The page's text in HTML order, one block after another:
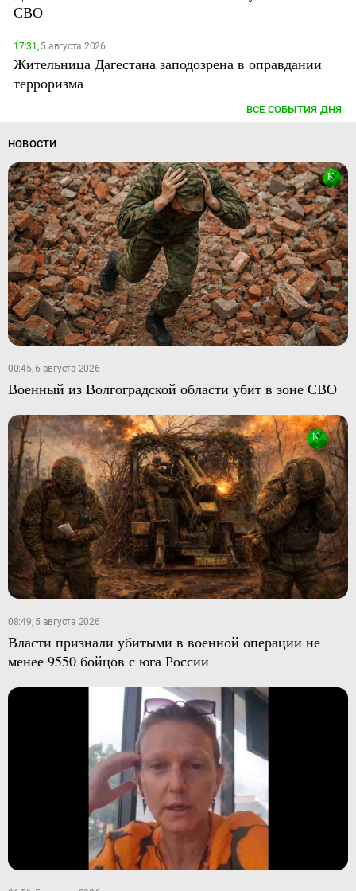
СВО
17:31,5 августа 2026
Жительница Дагестана заподозрена в оправдании
терроризма
ВСЕ СОБЫТИЯ ДНЯ
НОВОСТИ
00:45, 6 августа 2026
Военный из Волгоградской области убит в зоне СВО
08:49, 5 августа 2026
Власти признали убитыми в военной операции не
менее 9550 бойцов с юга России